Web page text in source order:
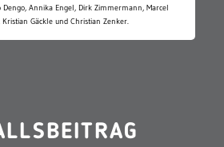
Dengo, Annika Engel, Dirk Zimmermann, Marcel
Gäckle und Christian Zenker.